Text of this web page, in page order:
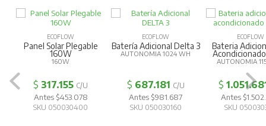
ECOFLOW
Panel Solar Plegable
160W
160W
$ 317.155 C/U
Antes $453.078
SKU 050030400
ECOFLOW
Batería Adicional Delta 3
AUTONOMIA 1024 WH
$ 687.181 C/U
Antes $981.687
SKU 050030160
ECOFLOW
Bateria
AUTONOMIA
$
Antes
SKU